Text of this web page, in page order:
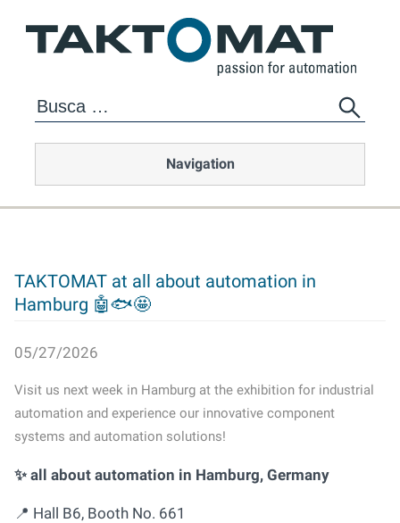
Navigation
TAKTOMAT at all about automation in
Hamburg 🤖🐟🤩
05/27/2026
Visit us next week in Hamburg at the exhibition for industrial
automation and experience our innovative component
systems and automation solutions!
✨ all about automation in Hamburg, Germany
📍 Hall B6, Booth No. 661